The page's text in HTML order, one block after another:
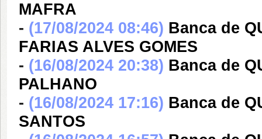
MAFRA
- (17/08/2024 08:46) Banca de
FARIAS ALVES GOMES
- (16/08/2024 20:38) Banca de
PALHANO
- (16/08/2024 17:16) Banca de
SANTOS